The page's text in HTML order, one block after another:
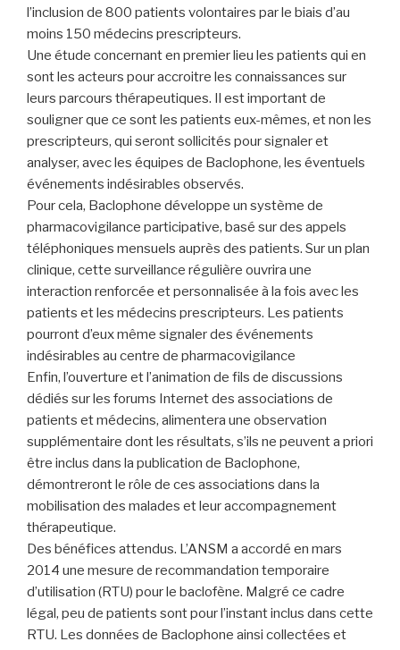
l’inclusion de 800 patients volontaires par le biais d’au
moins 150 médecins prescripteurs.
Une étude concernant en premier lieu les patients qui en
sont les acteurs pour accroitre les connaissances sur
leurs parcours thérapeutiques. Il est important de
souligner que ce sont les patients eux-mêmes, et non les
prescripteurs, qui seront sollicités pour signaler et
analyser, avec les équipes de Baclophone, les éventuels
événements indésirables observés.
Pour cela, Baclophone développe un système de
pharmacovigilance participative, basé sur des appels
téléphoniques mensuels auprès des patients. Sur un plan
clinique, cette surveillance régulière ouvrira une
interaction renforcée et personnalisée à la fois avec les
patients et les médecins prescripteurs. Les patients
pourront d’eux même signaler des événements
indésirables au centre de pharmacovigilance
Enfin, l’ouverture et l’animation de fils de discussions
dédiés sur les forums Internet des associations de
patients et médecins, alimentera une observation
supplémentaire dont les résultats, s’ils ne peuvent a priori
être inclus dans la publication de Baclophone,
démontreront le rôle de ces associations dans la
mobilisation des malades et leur accompagnement
thérapeutique.
Des bénéfices attendus. L’ANSM a accordé en mars
2014 une mesure de recommandation temporaire
d’utilisation (RTU) pour le baclofène. Malgré ce cadre
légal, peu de patients sont pour l’instant inclus dans cette
RTU. Les données de Baclophone ainsi collectées et